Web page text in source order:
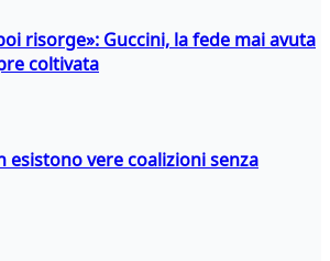
risorge»: Guccini, la fede mai avuta
coltivata
esistono vere coalizioni senza